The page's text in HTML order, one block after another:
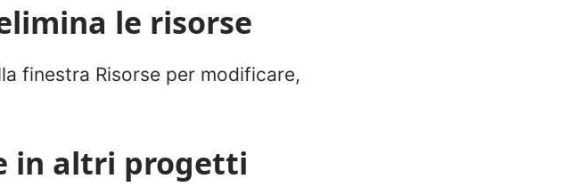
le risorse
finestra Risorse per modificare,
in altri progetti